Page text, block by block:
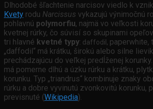
Dlhodobé šľachtenie narcisov viedlo k
Kvety rodu Narcissus vykazujú výnimočnú
pohlavnú polymorfiu, najmä vo veľkosti
kvetnej rúrky, čo súvisí so skupinami
tri hlavné kvetné typy: daffodil , paperwhite,
„daffodil“ má krátku, širokú alebo silne
prechádzajúcu do veľkej predĺženej korunky.
má pomerne dlhú a úzku rúrku a krátku,
korunku. Typ „triandrus“ kombinuje znaky
rúrku a dobre vyvinutú zvonkovitú korunku,
previsnuté (Wikipedia).